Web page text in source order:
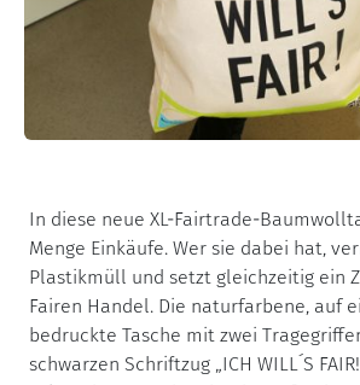
In diese neue XL-Fairtrade-
Menge Einkäufe. Wer sie dabei hat,
Plastikmüll und setzt gleichzeitig ein
Fairen Handel. Die naturfarbene, auf
bedruckte Tasche mit zwei
schwarzen Schriftzug „ICH WILL´S